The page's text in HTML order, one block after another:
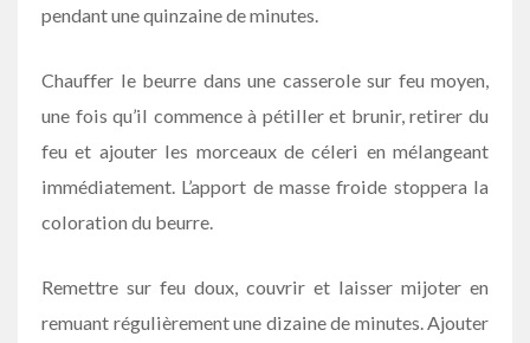
pendant une quinzaine de minutes.
Chauffer le beurre dans une casserole sur feu moyen,
une fois qu’il commence à pétiller et brunir, retirer du
feu et ajouter les morceaux de céleri en mélangeant
immédiatement. L’apport de masse froide stoppera la
coloration du beurre.
Remettre sur feu doux, couvrir et laisser mijoter en
remuant régulièrement une dizaine de minutes. Ajouter